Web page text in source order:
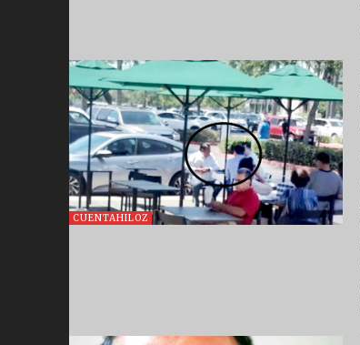
CUENTAHILOZ